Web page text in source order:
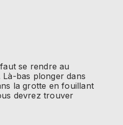
se rendre au
bas plonger dans
la grotte en fouillant
devrez trouver